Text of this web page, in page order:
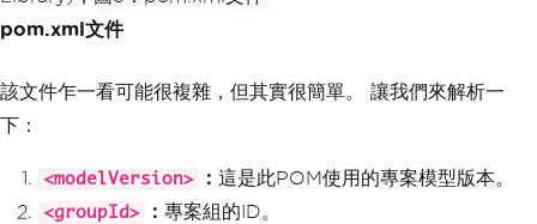
pom.xml文件
該文件乍一看可能很複雜，但其實很簡單。 讓我們來解析一
下：
<modelVersion> ： 這是此POM使用的專案模型版本。
<groupId> ： 專案組的ID。